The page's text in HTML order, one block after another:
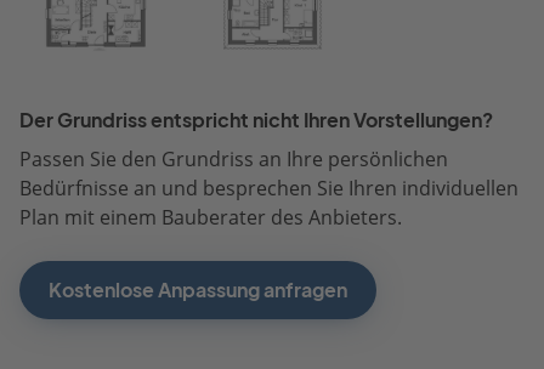
Der Grundriss entspricht nicht Ihren Vorstellungen?
Passen Sie den Grundriss an Ihre persönlichen
Bedürfnisse an und besprechen Sie Ihren individuellen
Plan mit einem Bauberater des Anbieters.
Kostenlose Anpassung anfragen